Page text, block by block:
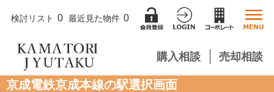
検討リスト 0 最近見た物件 0
購入相談 売却相談
京成電鉄京成本線の駅選択画面